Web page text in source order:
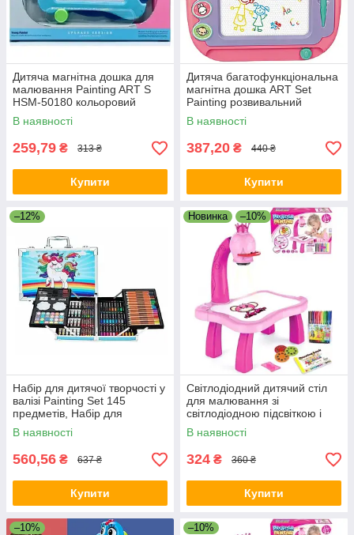
Дитяча магнітна дошка для
малювання Painting ART S
HSM-50180 кольоровий
розвивальний планшет SL
В наявності
259,79 ₴ 313 ₴
Купити
Дитяча багатофункціональна
магнітна дошка ART Set
Painting розвивальний
планшет для малювання KIVI
В наявності
387,20 ₴ 440 ₴
Купити
–12%
Набір для дитячої творчості у
валізі Painting Set 145
предметів, Набір для
малювання Блакитний
В наявності
560,56 ₴ 637 ₴
Купити
Новинка –10%
Світлодіодний дитячий стіл
для малювання зі
світлодіодною підсвіткою і
проєкцією малюнків Рожевий
В наявності
324 ₴ 360 ₴
Купити
–10% –10%